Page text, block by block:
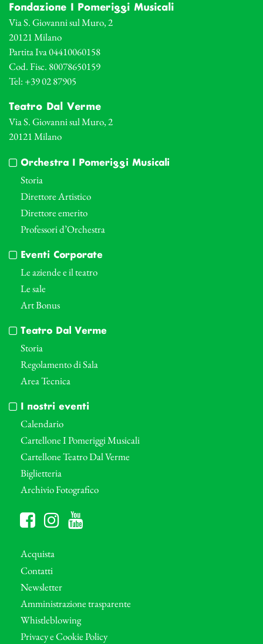
Fondazione I Pomeriggi Musicali
Via S. Giovanni sul Muro, 2
20121 Milano
Partita Iva 04410060158
Cod. Fisc. 80078650159
Tel: +39 02 87905
Teatro Dal Verme
Via S. Giovanni sul Muro, 2
20121 Milano
Orchestra I Pomeriggi Musicali
Storia
Direttore Artistico
Direttore emerito
Professori d’Orchestra
Eventi Corporate
Le aziende e il teatro
Le sale
Art Bonus
Teatro Dal Verme
Storia
Regolamento di Sala
Area Tecnica
I nostri eventi
Calendario
Cartellone I Pomeriggi Musicali
Cartellone Teatro Dal Verme
Biglietteria
Archivio Fotografico
Acquista
Contatti
Newsletter
Amministrazione trasparente
Whistleblowing
Privacy e Cookie Policy